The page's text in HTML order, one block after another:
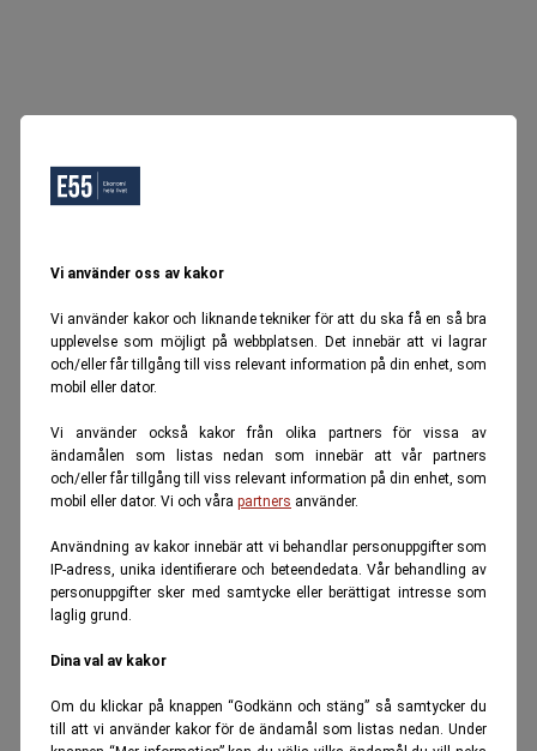
Vi använder oss av kakor
Vi använder kakor och liknande tekniker för att du ska få en så bra
upplevelse som möjligt på webbplatsen. Det innebär att vi lagrar
och/eller får tillgång till viss relevant information på din enhet, som
mobil eller dator.
Vi använder också kakor från olika partners för vissa av
ändamålen som listas nedan som innebär att vår partners
och/eller får tillgång till viss relevant information på din enhet, som
mobil eller dator. Vi och våra partners använder.
Användning av kakor innebär att vi behandlar personuppgifter som
IP-adress, unika identifierare och beteendedata. Vår behandling av
personuppgifter sker med samtycke eller berättigat intresse som
laglig grund.
Dina val av kakor
Om du klickar på knappen “Godkänn och stäng” så samtycker du
till att vi använder kakor för de ändamål som listas nedan. Under